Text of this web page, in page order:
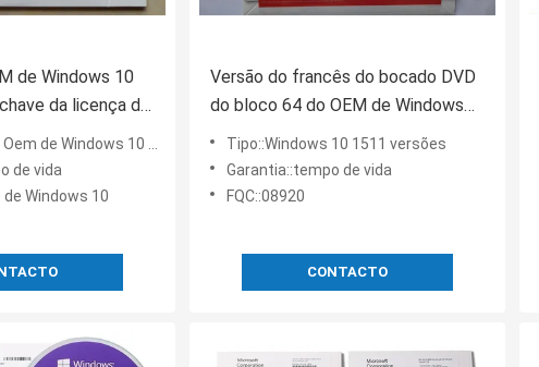
de Windows 10
da licença do
10 com multi
de Windows 10 pro
de vida
Windows 10
Versão do francês do bocado DVD
do bloco 64 do OEM de Windows
10 da garantia do tempo da vida pro
Tipo::Windows 10 1511 versões
Garantia::tempo de vida
FQC::08920
CONTACTO